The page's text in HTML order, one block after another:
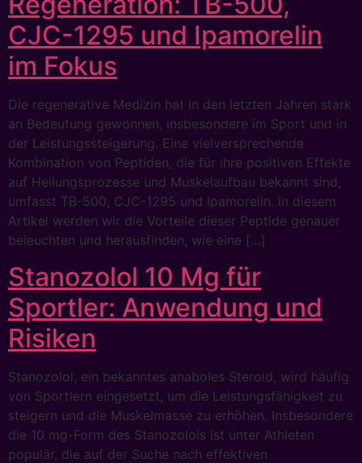
CJC-1295 und Ipamorelin
im Fokus
Die regenerative Medizin hat in den letzten Jahren stark
an Bedeutung gewonnen, insbesondere im Sport und in
der Leistungssteigerung. Eine vielversprechende
Kombination von Peptiden, die für ihre positiven Effekte
auf Heilungsprozesse und Muskelaufbau bekannt sind,
umfasst TB-500, CJC-1295 und Ipamorelin. In diesem
Artikel werden wir die Vorteile dieser Peptide genauer
beleuchten und herausfinden, wie eine […]
Stanozolol 10 Mg für
Sportler: Anwendung und
Risiken
Stanozolol, ein bekanntes anaboles Steroid, wird häufig
von Sportlern eingesetzt, um die Leistungsfähigkeit zu
steigern und die Muskelmasse zu erhöhen. Insbesondere
die 10 mg-Form des Stanozolols ist unter Athleten
populär, die auf der Suche nach effektiven